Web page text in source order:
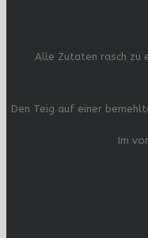
Alle Zutaten rasch zu
Den Teig auf einer
Im